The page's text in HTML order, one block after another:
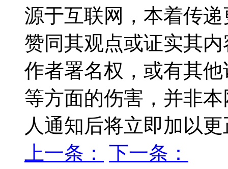
源于互联网，本着传
赞同其观点或证实其
作者署名权，或有其
等方面的伤害，并非
人通知后将立即加以
上一条：
下一条：